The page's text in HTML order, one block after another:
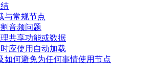
与常规节点
音频问题
共享功能或数据
应使用自动加载
如何避免为任何事情使用节点